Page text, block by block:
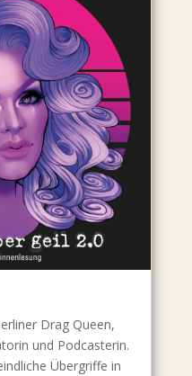
Drag Queen,
und Podcasterin.
Übergriffe in